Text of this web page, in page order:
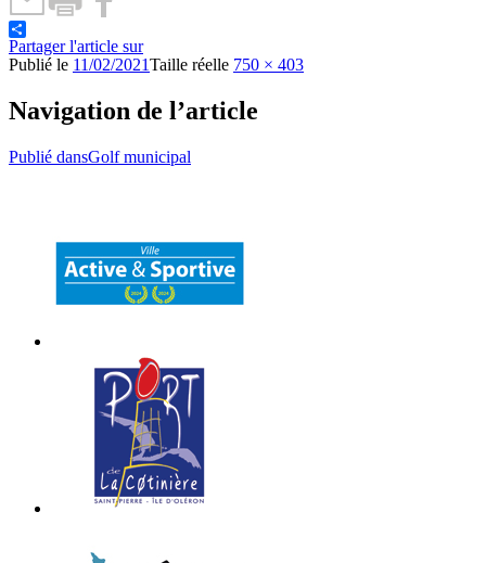
Partager l'article sur
Publié le 11/02/2021Taille réelle 750 × 403
Navigation de l’article
Publié dansGolf municipal